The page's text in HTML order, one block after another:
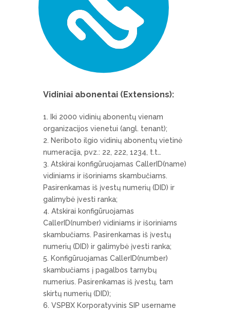
Vidiniai abonentai (Extensions):
Iki 2000 vidinių abonentų vienam
organizacijos vienetui (angl. tenant);
Neriboto ilgio vidinių abonentų vietinė
numeracija, pvz.: 22, 222, 1234, t.t…
Atskirai konfigūruojamas CallerID(name)
vidiniams ir išoriniams skambučiams.
Pasirenkamas iš įvestų numerių (DID) ir
galimybė įvesti ranka;
Atskirai konfigūruojamas
CallerID(number) vidiniams ir išoriniams
skambučiams. Pasirenkamas iš įvestų
numerių (DID) ir galimybė įvesti ranka;
Konfigūruojamas CallerID(number)
skambučiams į pagalbos tarnybų
numerius. Pasirenkamas iš įvestų, tam
skirtų numerių (DID);
VSPBX Korporatyvinis SIP username